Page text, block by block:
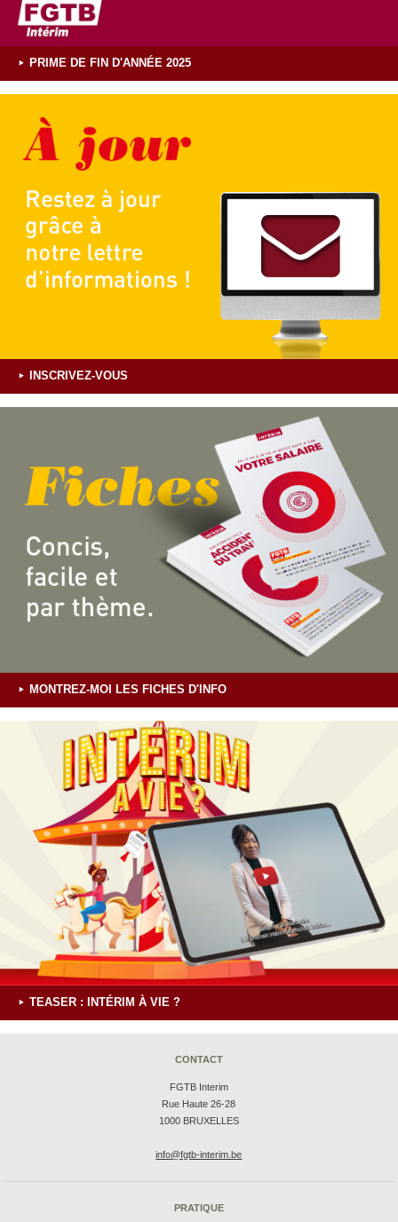
PRIME DE FIN D'ANNÉE 2025
INSCRIVEZ-VOUS
MONTREZ-MOI LES FICHES D'INFO
TEASER : INTÉRIM À VIE ?
CONTACT
FGTB Interim
Rue Haute 26-28
1000 BRUXELLES
info@fgtb-interim.be
PRATIQUE